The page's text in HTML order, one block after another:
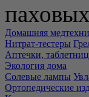
Домашняя
Нитрат-тестеры
Аптечки,
Экология дома
Солевые лампы
Ортопедические